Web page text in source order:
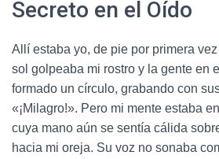
Secreto en el Oído
Allí estaba yo, de pie por primera
sol golpeaba mi rostro y la gente en
formado un círculo, grabando con
«¡Milagro!». Pero mi mente estaba
cuya mano aún se sentía cálida
hacia mi oreja. Su voz no sonaba